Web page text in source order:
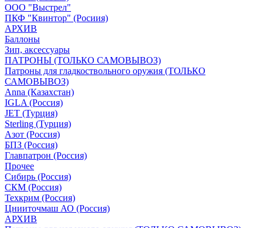
ООО "Выстрел"
ПКФ "Квинтор" (Росиия)
АРХИВ
Баллоны
Зип, аксессуары
ПАТРОНЫ (ТОЛЬКО САМОВЫВОЗ)
Патроны для гладкоствольного оружия (ТОЛЬКО
САМОВЫВОЗ)
Anna (Казахстан)
IGLA (Россия)
JET (Турция)
Sterling (Турция)
Азот (Россия)
БПЗ (Россия)
Главпатрон (Россия)
Прочее
Сибирь (Россия)
СКМ (Россия)
Техкрим (Россия)
Цнииточмаш АО (Россия)
АРХИВ